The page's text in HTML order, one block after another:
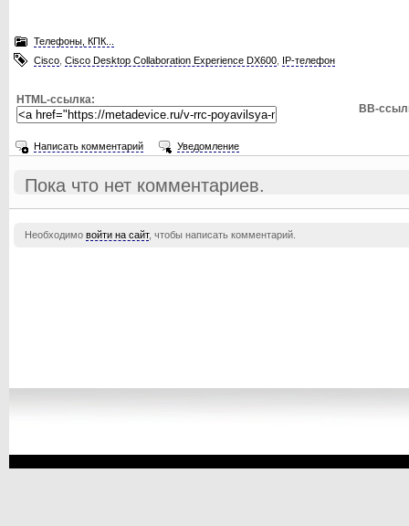
Телефоны, КПК...
Cisco Cisco Desktop Collaboration Experience DX600 IP-телефон
HTML-ссылка:
BB-
Написать комментарий Уведомление
Пока что нет комментариев.
Необходимо войти на сайт, чтобы написать комментарий.